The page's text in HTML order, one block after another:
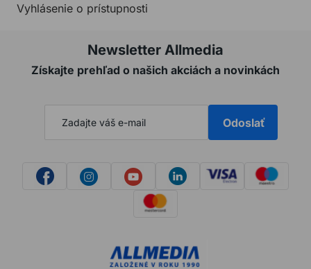
Vyhlásenie o prístupnosti
Newsletter Allmedia
Získajte prehľad o našich akciách a novinkách
Odoslať